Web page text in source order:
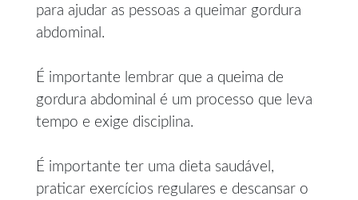
para ajudar as pessoas a queimar gordura
abdominal.
É importante lembrar que a queima de
gordura abdominal é um processo que leva
tempo e exige disciplina.
É importante ter uma dieta saudável,
praticar exercícios regulares e descansar o